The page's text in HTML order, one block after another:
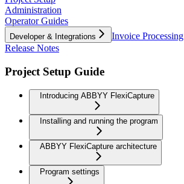
Administration
Operator Guides
Developer & Integrations
Invoice Processing
Release Notes
Project Setup Guide
Introducing ABBYY FlexiCapture
Installing and running the program
ABBYY FlexiCapture architecture
Program settings